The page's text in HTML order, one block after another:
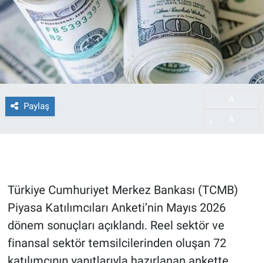
Paylaş
Türkiye Cumhuriyet Merkez Bankası (TCMB)
Piyasa Katılımcıları Anketi’nin Mayıs 2026
dönem sonuçları açıklandı. Reel sektör ve
finansal sektör temsilcilerinden oluşan 72